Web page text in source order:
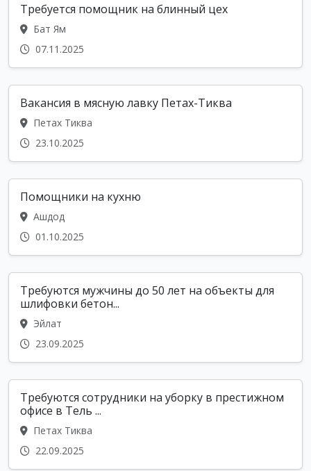
Требуется помощник на блинный цех
Бат Ям
07.11.2025
Вакансия в мясную лавку Петах-Тиква
Петах Тиква
23.10.2025
Помощники на кухню
Ашдод
01.10.2025
Требуются мужчины до 50 лет на объекты для
шлифовки бетон...
Эйлат
23.09.2025
Требуются сотрудники на уборку в престижном
офисе в Тель ...
Петах Тиква
22.09.2025